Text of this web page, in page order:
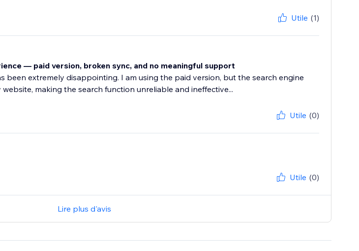
Utile (1)
— paid version, broken sync, and no meaningful support
been extremely disappointing. I am using the paid version, but the search engine
making the search function unreliable and ineffective...
Utile (0)
Utile (0)
Lire plus d'avis